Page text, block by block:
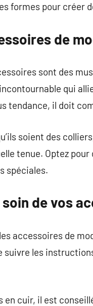
formes pour créer
de
sont des
qui
tendance, il doit
soient des
tenue. Optez
spéciales.
de vos
accessoires de
suivre les
en cuir, il est